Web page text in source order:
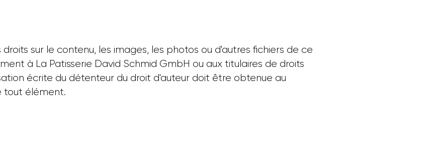
sur le contenu, les images, les photos ou d'autres fichiers de ce
à La Patisserie David Schmid GmbH ou aux titulaires de droits
écrite du détenteur du droit d'auteur doit être obtenue au
tout élément.